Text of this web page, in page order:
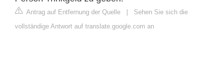
Antrag auf Entfernung der Quelle | Sehen Sie sich die
vollständige Antwort auf translate.google.com an